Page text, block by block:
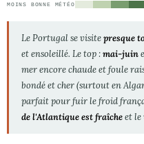
MOINS BONNE MÉTÉO
Le Portugal se visitepresque
et ensoleillé. Le top :mai-juin
mer encore chaude et foule
bondé et cher (surtout en
parfait pour fuir le froid
de l'Atlantique est fraîcheet le